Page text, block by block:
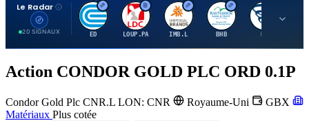
Le Radar
20 SIGNAUX
C
ED
L
LOUP.PA
I
IMB.L
B
BHB
B
Action CONDOR GOLD PLC ORD 0.1P
Condor Gold Plc CNR.L LON: CNR Royaume-Uni
GBX
Matériaux Plus cotée